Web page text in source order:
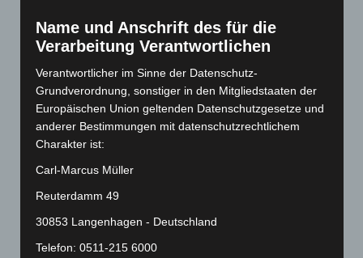
September 2024(112)
Juli 2024(89)
Juni 2024(107)
Mai 2024 (149)
Name und Anschrift des für die
Verarbeitung Verantwortlichen
Verantwortlicher im Sinne der Datenschutz-
Grundverordnung, sonstiger in den Mitgliedstaaten der
Europäischen Union geltenden Datenschutzgesetze und
anderer Bestimmungen mit datenschutzrechtlichem
Charakter ist:
Carl-Marcus Müller
Reuterdamm 49
30853 Langenhagen - Deutschland
Telefon: 0511-215 6000